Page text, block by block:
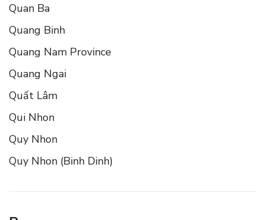
Quan Ba
Quang Binh
Quang Nam Province
Quang Ngai
Quất Lâm
Qui Nhon
Quy Nhon
Quy Nhon (Binh Dinh)